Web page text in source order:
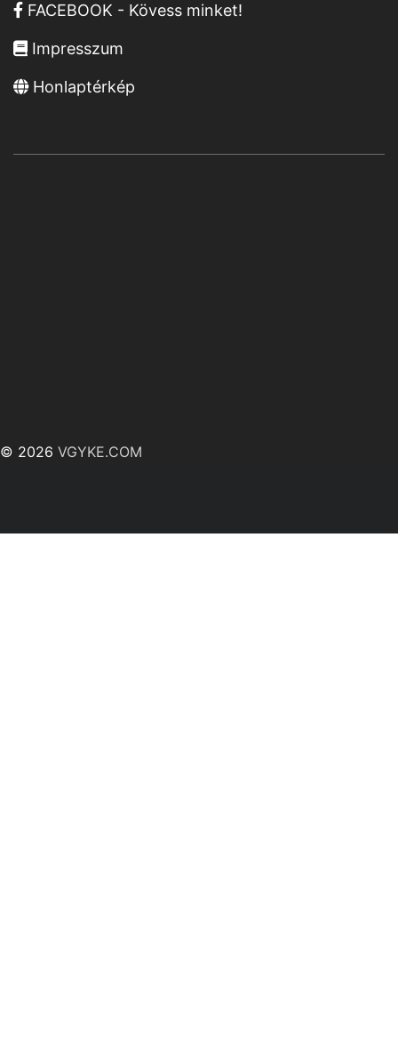
FACEBOOK - Kövess minket!
Impresszum
Honlaptérkép
© 2026 VGYKE.COM